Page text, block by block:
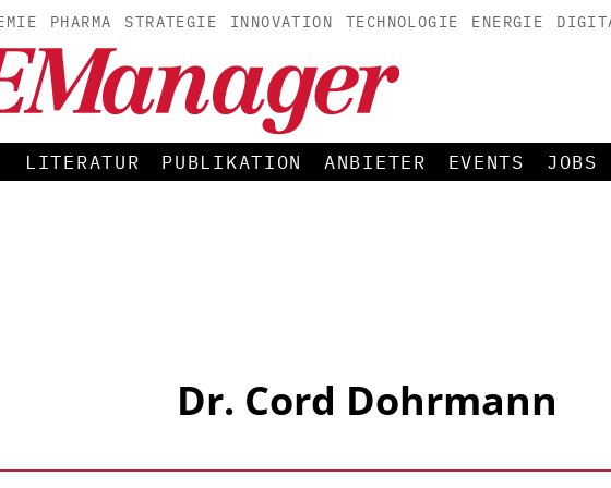
PHARMA STRATEGIE INNOVATION TECHNOLOGIE ENERGIE
LITERATUR PUBLIKATION ANBIETER EVENTS JOBS
Dr. Cord Dohrmann